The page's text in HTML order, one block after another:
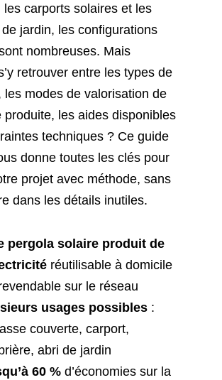
les carports solaires et les
jardin, les configurations
nombreuses. Mais
retrouver entre les types de
les modes de valorisation de
produite, les aides disponibles
techniques ? Ce guide
donne toutes les clés pour
projet avec méthode, sans
dans les détails inutiles.
pergola solaire produit de
réutilisable à domicile
sur le réseau
usages possibles :
couverte, carport,
abri de jardin
60 % d’économies sur la